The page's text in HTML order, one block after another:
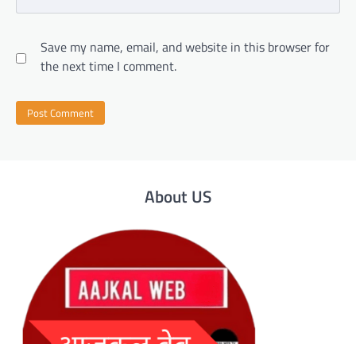
Save my name, email, and website in this browser for
the next time I comment.
About US